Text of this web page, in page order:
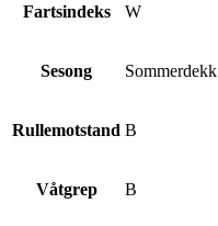
Fartsindeks W
Sesong Sommerdekk
Rullemotstand B
Våtgrep B